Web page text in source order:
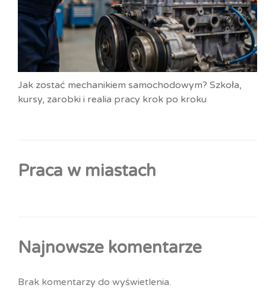
Jak zostać mechanikiem samochodowym? Szkoła,
kursy, zarobki i realia pracy krok po kroku
Praca w miastach
Najnowsze komentarze
Brak komentarzy do wyświetlenia.